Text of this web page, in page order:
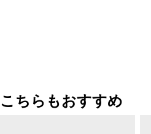
こちらもおすすめ